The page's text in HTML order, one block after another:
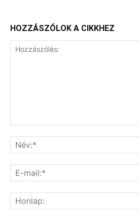
HOZZÁSZÓLOK A CIKKHEZ